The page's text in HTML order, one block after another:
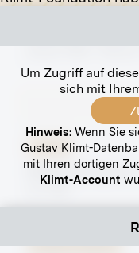
Um Zugriff auf
sich mit
Hinweis:Wenn Sie
Gustav Klimt-
mit Ihren dortigen
Klimt-Account
Secession,
Abzug
Siebensterngasse